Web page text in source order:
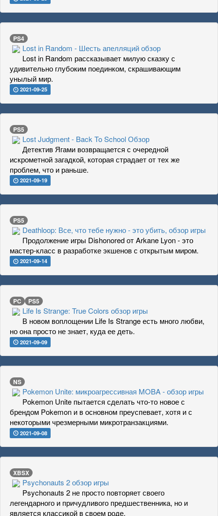
PS4
Lost in Random - Шесть апелляций обзор
Lost in Random рассказывает милую сказку с
удивительно глубоким поединком, скрашивающим
унылый мир.
2021-09-25
PS5
Lost Judgment - Back To School Обзор
Детектив Ягами возвращается с очередной
искрометной загадкой, которая страдает от тех же
проблем, что и раньше.
2021-09-19
PS5
Deathloop: Все, что тебе нужно - это убить, обзор игры
Продолжение игры Dishonored от Arkane Lyon - это
мастер-класс в разработке экшенов с открытым миром.
2021-09-14
PC PS5
Life Is Strange: True Colors обзор игры
В новом воплощении Life Is Strange есть много любви,
но она просто не знает, куда ее деть.
2021-09-09
NS
Pokemon Unite: микроагрессивная MOBA - обзор игры
Pokemon Unite пытается сделать что-то новое с
брендом Pokemon и в основном преуспевает, хотя и с
некоторыми чрезмерными микротранзакциями.
2021-09-08
XBSX
Psychonauts 2 обзор игры
Psychonauts 2 не просто повторяет своего
легендарного и причудливого предшественника, но и
является классикой в своем роде.